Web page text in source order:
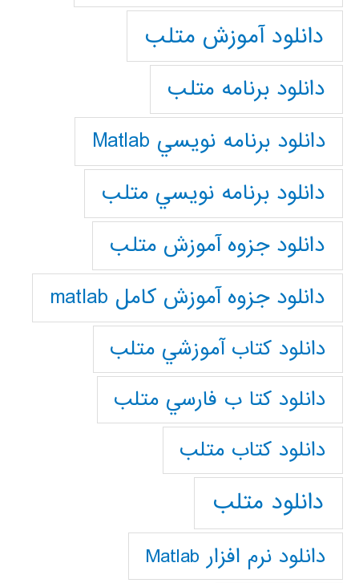
دانلود آموزش متلب
دانلود برنامه متلب
دانلود برنامه نويسي Matlab
دانلود برنامه نويسي متلب
دانلود جزوه آموزش متلب
دانلود جزوه آموزش کامل matlab
دانلود كتاب آموزشي متلب
دانلود كتا ب فارسي متلب
دانلود كتاب متلب
دانلود متلب
دانلود نرم افزار Matlab